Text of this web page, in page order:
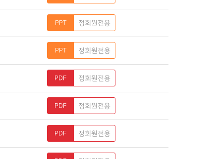
정회원전용
정회원전용
정회원전용
정회원전용
정회원전용